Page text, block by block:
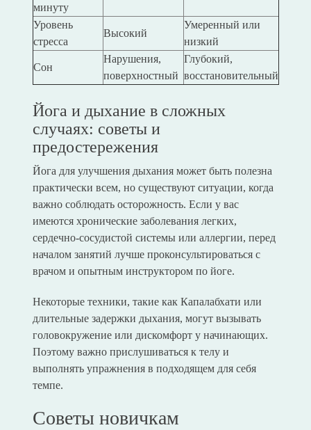
минуту
Уровень
стресса
Высокий
Умеренный или
низкий
Сон
Нарушения,
поверхностный
Глубокий,
восстановительный
Йога и дыхание в сложных
случаях: советы и
предостережения
Йога для улучшения дыхания может быть полезна
практически всем, но существуют ситуации, когда
важно соблюдать осторожность. Если у вас
имеются хронические заболевания легких,
сердечно-сосудистой системы или аллергии, перед
началом занятий лучше проконсультироваться с
врачом и опытным инструктором по йоге.
Некоторые техники, такие как Капалабхати или
длительные задержки дыхания, могут вызывать
головокружение или дискомфорт у начинающих.
Поэтому важно прислушиваться к телу и
выполнять упражнения в подходящем для себя
темпе.
Советы новичкам